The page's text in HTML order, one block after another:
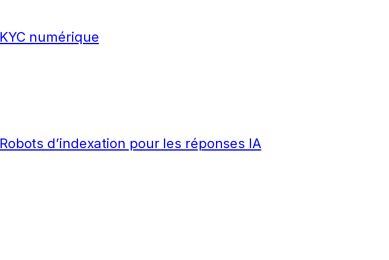
KYC numérique
Robots d’indexation pour les réponses IA